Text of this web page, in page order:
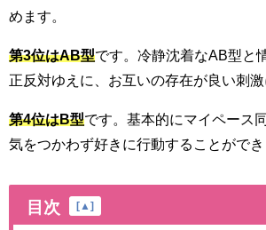
めます。
第3位はAB型です。冷静沈着なAB型と
正反対ゆえに、お互いの存在が良い刺激
第4位はB型です。基本的にマイペース
気をつかわず好きに行動することができ
目次 ▲